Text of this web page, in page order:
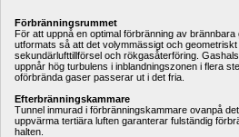
Förbränningsrummet
För att uppnå en optimal förbränning av
utformats så att det volymmässigt och
sekundärlufttillförsel och rökgasåterföring.
uppnår hög turbulens i inblandningszonen i flera
oförbrända gaser passerar ut i det fria.
Efterbränningskammare
Tunnel inmurad i förbränningskammare ovanpå
uppvärma tertiära luften garanterar fulständig
halten.